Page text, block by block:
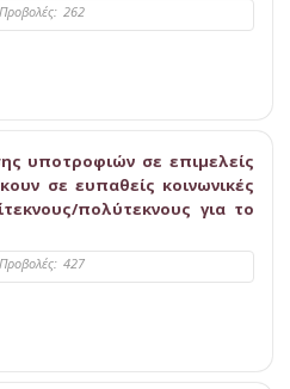
Προβολές: 262
υποτροφιών σε επιμελείς
σε ευπαθείς κοινωνικές
πολύτεκνους για το
Προβολές: 427